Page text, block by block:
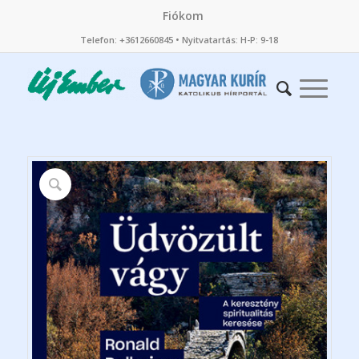
Fiókom
Telefon: +3612660845 • Nyitvatartás: H-P: 9-18